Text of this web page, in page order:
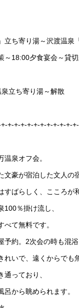
立ち寄り湯～沢渡温泉
～18:00夕食宴会～貸
立ち寄り湯～解散
+-+-+-+-+-+-+-+-+-+-
泉オフ会。
豪が宿泊した文人の宿
ばらしく、こころが
％掛け流し、
て無料です。
予約。2次会の時も混
れいで、遠くからでも
っており、
から眺められます。